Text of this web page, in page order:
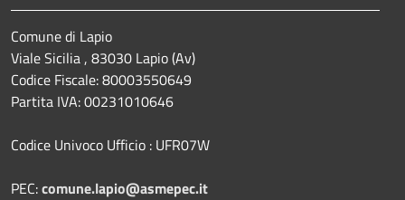
Comune di Lapio
Viale Sicilia , 83030 Lapio (Av)
Codice Fiscale: 80003550649
Partita IVA: 00231010646
Codice Univoco Ufficio : UFR07W
PEC:comune.lapio@asmepec.it